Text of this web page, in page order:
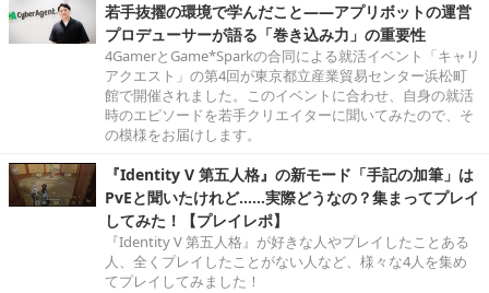
若手抜擢の環境で学んだこと――アプリボットの運営
プロデューサーが語る「巻き込み力」の重要性
4GamerとGame*Sparkの合同による就活イベント「キャリ
アクエスト」の第4回が東京都立産業貿易センター浜松町
館で開催されました。このイベントに合わせ、自身の就活
時のエピソードを若手クリエイターに聞いてみたので、そ
の模様をお届けします。
『Identity V 第五人格』の新モード「手記の加筆」は
PvEと聞いたけれど……実際どうなの？集まってプレイ
してみた！【プレイレポ】
『Identity V 第五人格』が好きな人やプレイしたことある
人、全くプレイしたことがない人など、様々な4人を集め
てプレイしてみました！